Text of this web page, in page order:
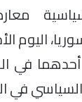
في
في